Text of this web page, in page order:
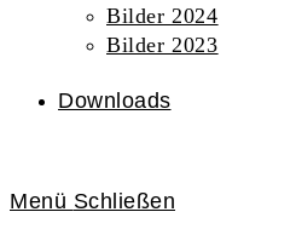
Bilder 2024
Bilder 2023
Downloads
Menü Schließen